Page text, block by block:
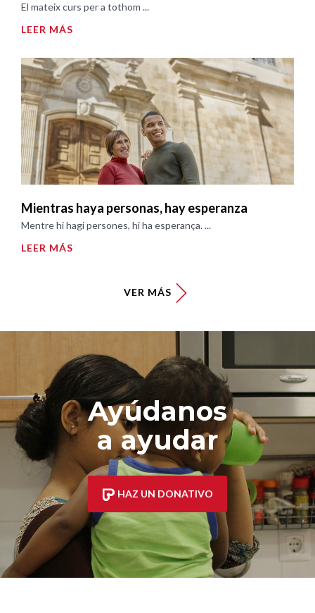
El mateix curs per a tothom ...
LEER MÁS
Mientras haya personas, hay esperanza
Mentre hi hagi persones, hi ha esperança. ...
LEER MÁS
VER MÁS
Ayúdanos
a ayudar
HAZ UN DONATIVO